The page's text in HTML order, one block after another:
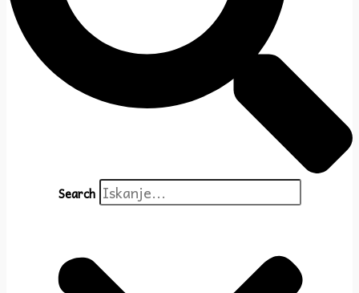
Search